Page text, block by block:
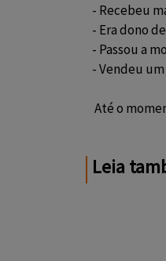
- Recebeu
- Era dono
- Passou a
- Vendeu
Até o
Leia